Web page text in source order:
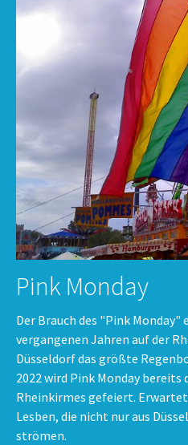
Pink Monday
Der Brauch des "Pink
vergangenen Jahren auf der
Düsseldorf das größte
2022 wird Pink Monday bereits
Rheinkirmes gefeiert. Erwartet
Lesben, die nicht nur aus
strömen.